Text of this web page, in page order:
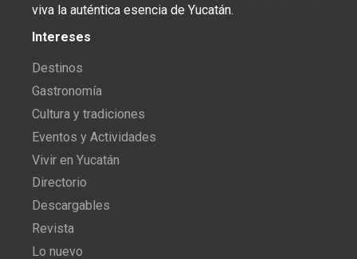
viva la auténtica esencia de Yucatán.
Intereses
Destinos
Gastronomía
Cultura y tradiciones
Eventos y Actividades
Vivir en Yucatán
Directorio
Descargables
Revista
Lo nuevo